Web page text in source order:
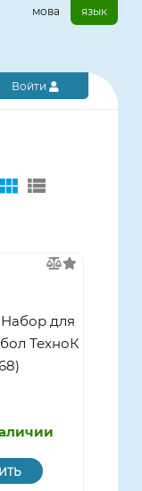
мова язык
Войти